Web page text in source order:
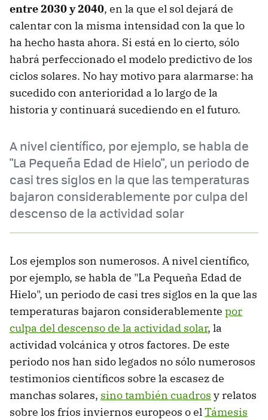
entre 2030 y 2040, en la que el sol dejará de
calentar con la misma intensidad con la que lo
ha hecho hasta ahora. Si está en lo cierto, sólo
habrá perfeccionado el modelo predictivo de los
ciclos solares. No hay motivo para alarmarse: ha
sucedido con anterioridad a lo largo de la
historia y continuará sucediendo en el futuro.
A nivel científico, por ejemplo, se habla de
"La Pequeña Edad de Hielo", un periodo de
casi tres siglos en la que las temperaturas
bajaron considerablemente por culpa del
descenso de la actividad solar
Los ejemplos son numerosos. A nivel científico,
por ejemplo, se habla de "La Pequeña Edad de
Hielo", un periodo de casi tres siglos en la que las
temperaturas bajaron considerablemente por
culpa del descenso de la actividad solar, la
actividad volcánica y otros factores. De este
periodo nos han sido legados no sólo numerosos
testimonios científicos sobre la escasez de
manchas solares, sino también cuadros y relatos
sobre los fríos inviernos europeos o elTámesis